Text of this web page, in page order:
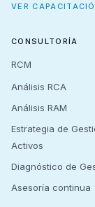
VER
CONSULTORÍA
RCM
Análisis RCA
Análisis RAM
Estrategia de
Activos
Diagnóstico de
Asesoría continua